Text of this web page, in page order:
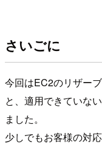
さいごに
今回はEC2のリザー
と、適用できていな
ました。
少しでもお客様の対